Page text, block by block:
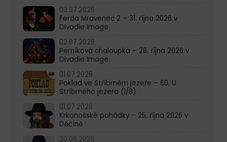
03.07.2026
Ferda Mravenec 2 – 31. října 2026 v
Divadle Image
02.07.2026
Perníková chaloupka – 28. října 2026 v
Divadle Image
01.07.2026
Poklad ve Stříbrném jezeře – 60. U
Stříbrného jezera (1/8)
01.07.2026
Krkonošské pohádky – 25. října 2026 v
Děčíně
30.06.2026